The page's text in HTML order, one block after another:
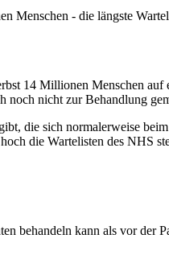
- die längste
14 Millionen Menschen
noch nicht zur Behandlung
die sich normalerweise beim
die Wartelisten des NHS
behandeln kann als vor der